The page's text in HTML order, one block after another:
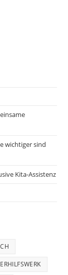
wichtiger sind
Kita-Assistenz